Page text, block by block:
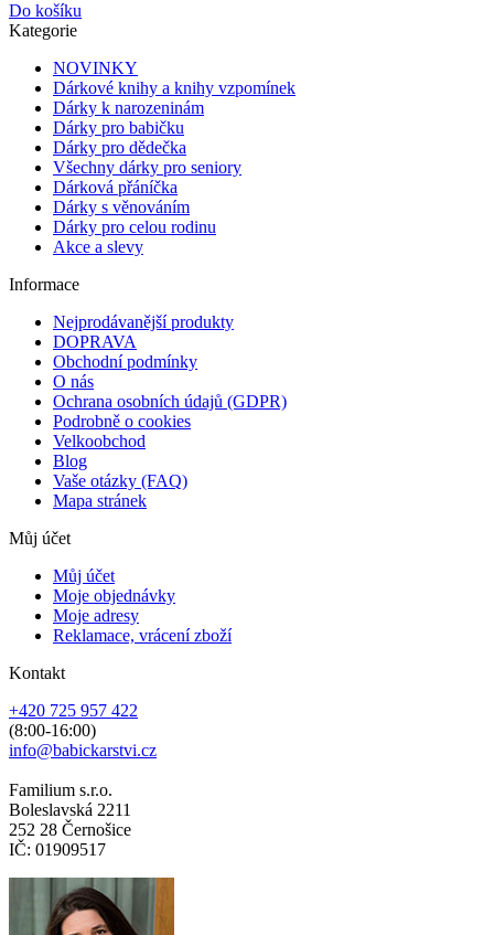
Do košíku
Kategorie
NOVINKY
Dárkové knihy a knihy vzpomínek
Dárky k narozeninám
Dárky pro babičku
Dárky pro dědečka
Všechny dárky pro seniory
Dárková přáníčka
Dárky s věnováním
Dárky pro celou rodinu
Akce a slevy
Informace
Nejprodávanější produkty
DOPRAVA
Obchodní podmínky
O nás
Ochrana osobních údajů (GDPR)
Podrobně o cookies
Velkoobchod
Blog
Vaše otázky (FAQ)
Mapa stránek
Můj účet
Můj účet
Moje objednávky
Moje adresy
Reklamace, vrácení zboží
Kontakt
+420 725 957 422
(8:00-16:00)
info@babickarstvi.cz
Familium s.r.o.
Boleslavská 2211
252 28 Černošice
IČ: 01909517